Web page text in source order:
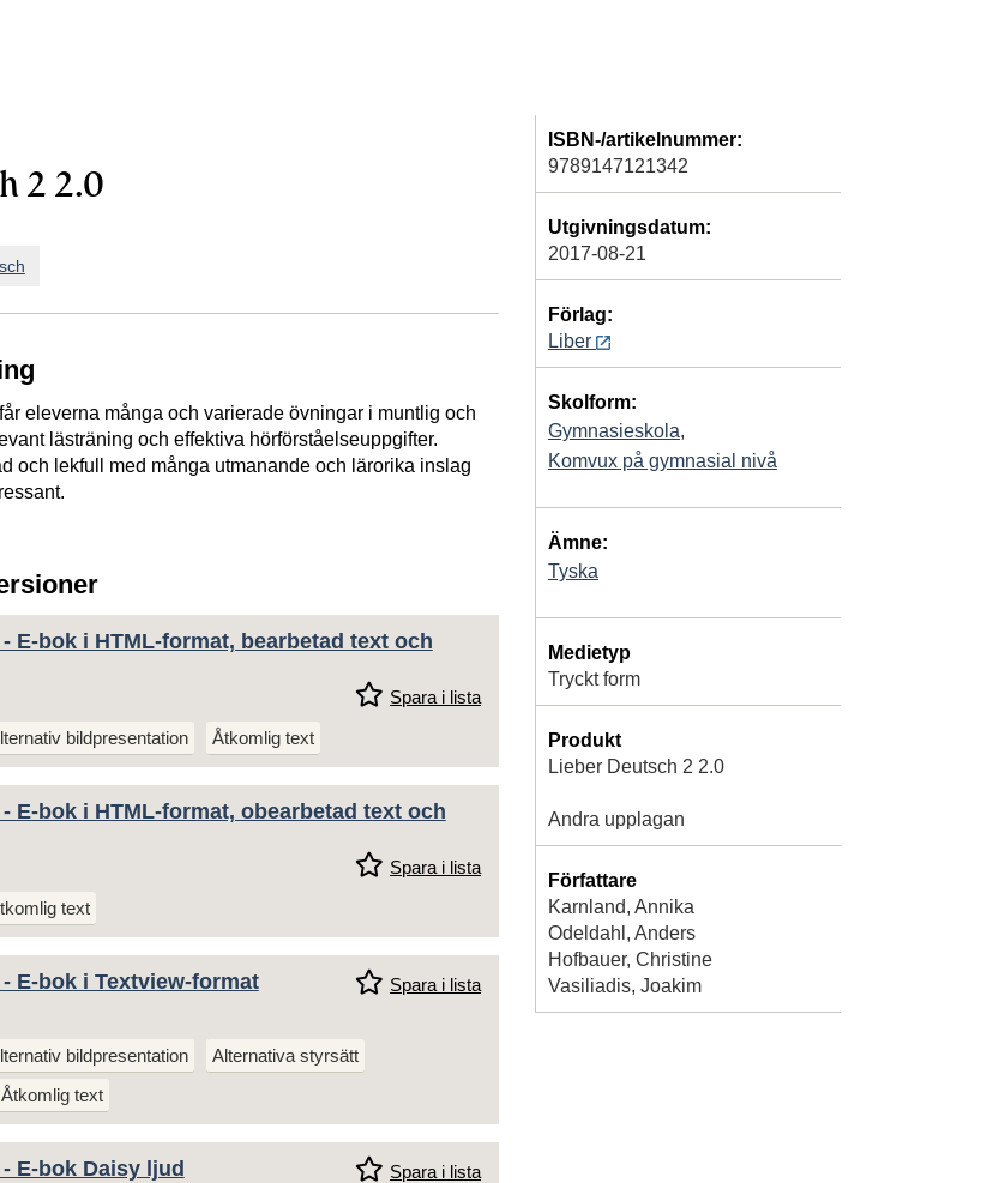
2 2.0
eleverna många och varierade övningar i muntlig och
lästräning och effektiva hörförståelseuppgifter.
och lekfull med många utmanande och lärorika inslag
E-bok i HTML-format, bearbetad text och
Spara i lista
bildpresentation Åtkomlig text
E-bok i HTML-format, obearbetad text och
Spara i lista
text
E-bok i Textview-format
Spara i lista
bildpresentation
Alternativa styrsätt
Åtkomlig text
E-bok Daisy ljud
Spara i lista
ISBN-/artikelnummer:
9789147121342
Utgivningsdatum:
2017-08-21
Förlag:
Liber
Skolform:
Gymnasieskola,
Komvux på gymnasial nivå
Ämne:
Tyska
Medietyp
Tryckt form
Produkt
Lieber Deutsch 2 2.0
Andra upplagan
Författare
Karnland, Annika
Odeldahl, Anders
Hofbauer, Christine
Vasiliadis, Joakim